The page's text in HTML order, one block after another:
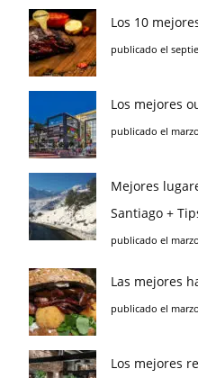
Los 10
publicado el
Los mejores
publicado el
Mejores
Santiago +
publicado el
Las mejores
publicado el
Los mejores